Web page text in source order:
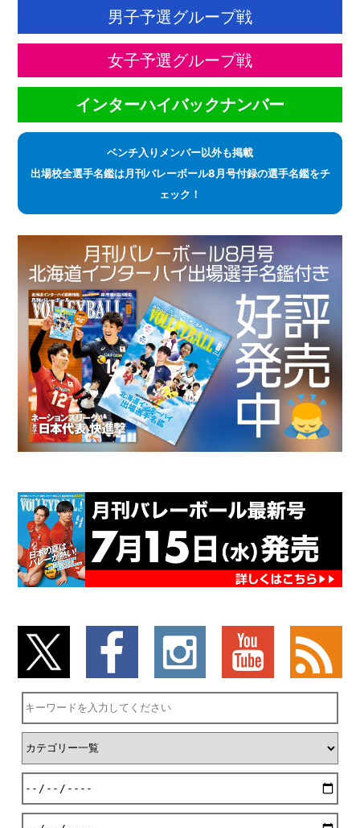
男子予選グループ戦
女子予選グループ戦
インターハイバックナンバー
ベンチ入りメンバー以外も掲載
出場校全選手名鑑は月刊バレーボール8月号付録の選手名鑑をチ
ェック！